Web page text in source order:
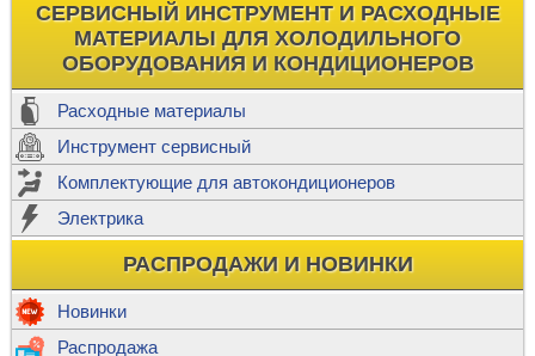
СЕРВИСНЫЙ ИНСТРУМЕНТ И РАСХОДНЫЕ
МАТЕРИАЛЫ ДЛЯ ХОЛОДИЛЬНОГО
ОБОРУДОВАНИЯ И КОНДИЦИОНЕРОВ
Расходные материалы
Инструмент сервисный
Комплектующие для автокондиционеров
Электрика
РАСПРОДАЖИ И НОВИНКИ
Новинки
Распродажа